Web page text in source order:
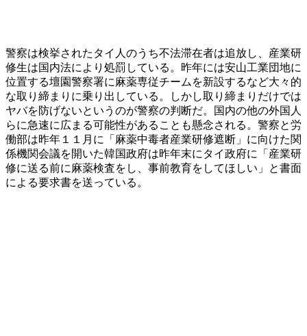
警察は検挙されたタイ人のうち不法滞在者は追放し、産業研
修生は国内法により処罰している。昨年には安山工業団地に
位置する壇園警察署に麻薬専従チームを新設するなど大々的
な取り締まりに乗り出している。しかし取り締まりだけでは
ヤバを防げないというのが警察の判断だ。国内の他の外国人
らに急速に広まる可能性があることも懸念される。警察と労
働部は昨年１１月に「麻薬中毒者産業研修遮断」に向けた関
係機関会議を開いた韓国政府は昨年末にタイ政府に「産業研
修に送る前に麻薬検査をし、事前教育をしてほしい」と書面
による要求書を送っている。